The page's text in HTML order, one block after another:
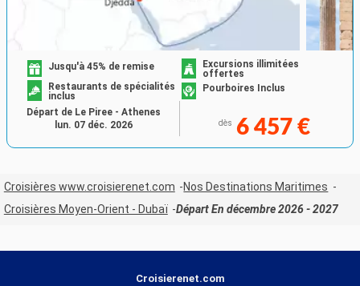
Jusqu'à 45% de remise
Excursions illimitées
offertes
Restaurants de spécialités
inclus
Pourboires Inclus
dès 6 457 €
Départ de Le Piree - Athenes
lun. 07 déc. 2026
Croisières www.croisierenet.com
Nos Destinations Maritimes
Croisières Moyen-Orient - Dubaï
Départ En décembre 2026 - 2027
Croisierenet.com